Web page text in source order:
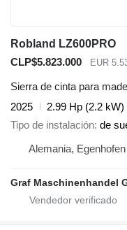
Robland LZ600PRO
CLP$5.823.000
EUR
Sierra de cinta para
2025
2.99 Hp (2.2 kW)
Tipo de instalación de
Alemania, Egenhofen
Graf Maschinenhandel